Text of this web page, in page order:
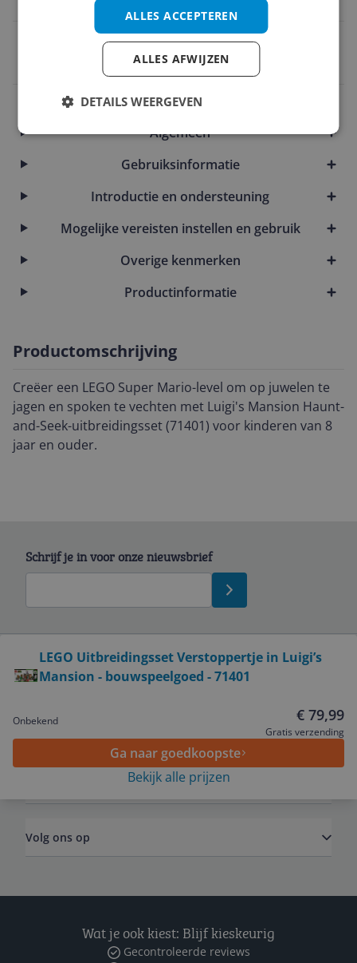
Afmetingen & Gewicht
Algemeen
Gebruiksinformatie
Introductie en ondersteuning
Mogelijke vereisten instellen en gebruik
Overige kenmerken
Productinformatie
Productomschrijving
Creëer een LEGO Super Mario-level om op juwelen te
jagen en spoken te vechten met Luigi's Mansion Haunt-
and-Seek-uitbreidingsset (71401) voor kinderen van 8
jaar en ouder.
LEGO Uitbreidingsset Verstoppertje in Luigi’s
Mansion - bouwspeelgoed - 71401
Onbekend € 79,99
Gratis verzending
Ga naar goedkoopste
Bekijk alle prijzen
Schrijf je in voor onze nieuwsbrief
Service
Volg ons op
Wat je ook kiest: Blijf kieskeurig
Gecontroleerde reviews
ALLES ACCEPTEREN
ALLES AFWIJZEN
DETAILS WEERGEVEN